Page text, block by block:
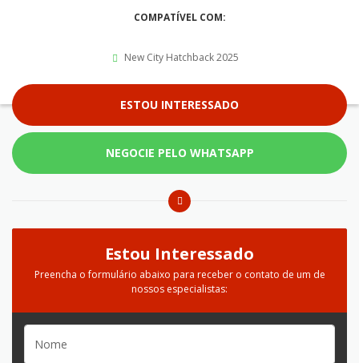
COMPATÍVEL COM:
New City Hatchback 2025
ESTOU INTERESSADO
NEGOCIE PELO WHATSAPP
Estou Interessado
Preencha o formulário abaixo para receber o contato de um de
nossos especialistas: